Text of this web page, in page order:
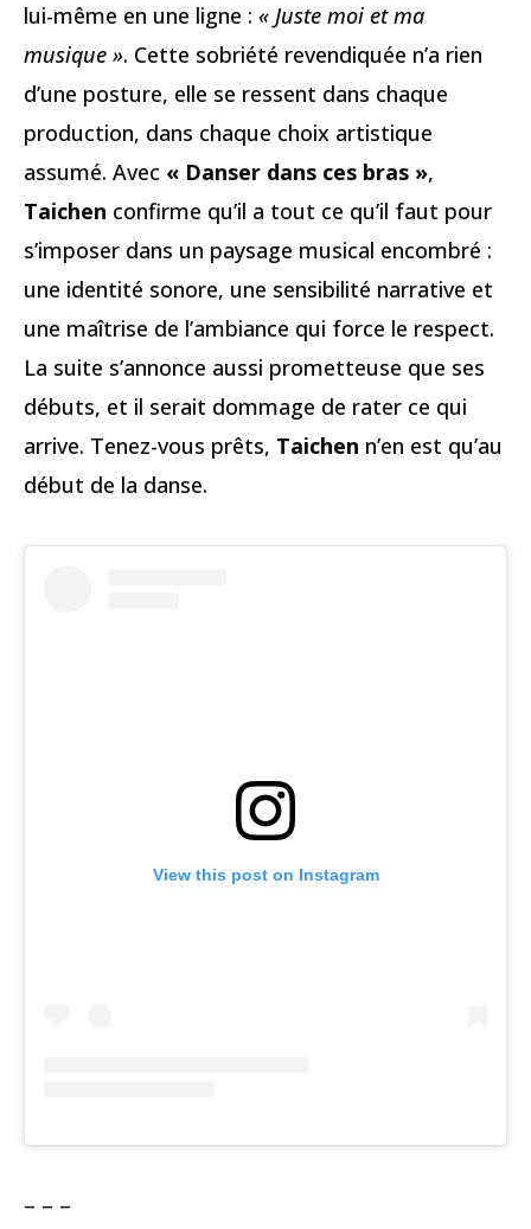
lui-même en une ligne : « Juste moi et ma
musique ». Cette sobriété revendiquée n’a rien
d’une posture, elle se ressent dans chaque
production, dans chaque choix artistique
assumé. Avec « Danser dans ces bras »,
Taichen confirme qu’il a tout ce qu’il faut pour
s’imposer dans un paysage musical encombré :
une identité sonore, une sensibilité narrative et
une maîtrise de l’ambiance qui force le respect.
La suite s’annonce aussi prometteuse que ses
débuts, et il serait dommage de rater ce qui
arrive. Tenez-vous prêts, Taichen n’en est qu’au
début de la danse.
View this post on Instagram
– – –